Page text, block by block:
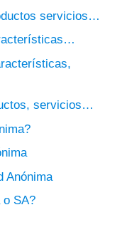
servicios…
servicios…
Anónima
o SA?